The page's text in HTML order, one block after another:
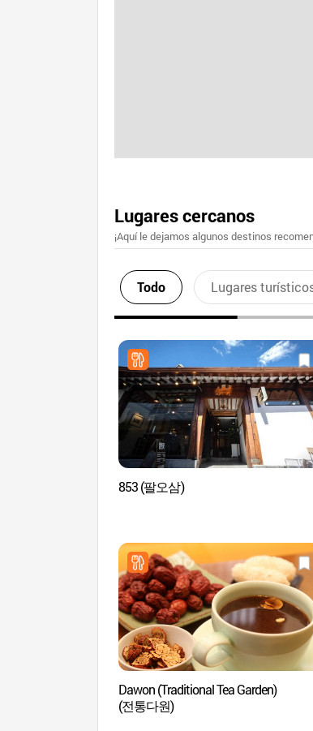
Lugares cercanos
¡Aquí le dejamos algunos destinos
Todo Lugares
853 (팔오삼)
Dawon (Traditional Tea Garden)
(전통다원)